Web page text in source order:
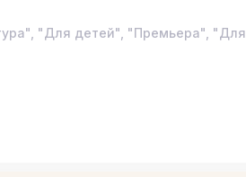
"Для детей", "Премьера", "Для